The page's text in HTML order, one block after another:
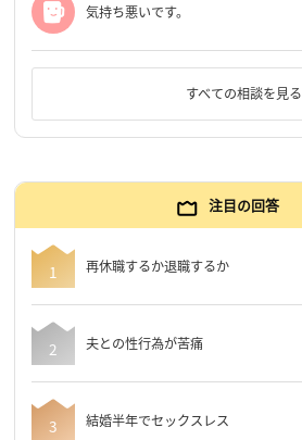
気持ち悪いです。
すべての相談を見る
注目の回答
再休職するか退職するか
夫との性行為が苦痛
結婚半年でセックスレス